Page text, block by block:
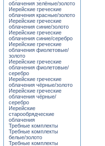
облачения зелёные/золото
Иерейские греческие
облачения красные/золото
Иерейские греческие
облачения синие/золото
Иерейские греческие
облачения синие/серебро
Иерейские греческие
облачения фиолетовые/
золото
Иерейские греческие
облачения фиолетовые/
серебро
Иерейские греческие
облачения чёрные/золото
Иерейские греческие
облачения чёрные/
серебро
Иерейские
старообрядческие
облачения
Требные комплекты
Требные комплекты
белые/золото
Требные комплекты